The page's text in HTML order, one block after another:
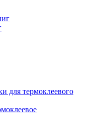
для термоклеевого